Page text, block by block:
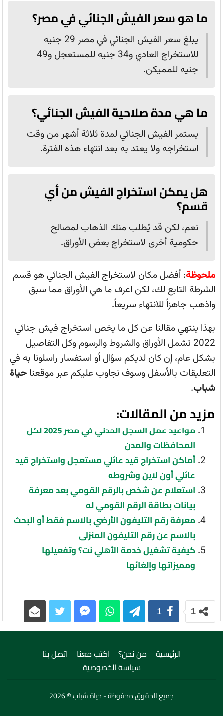
ما هو سعر الفيش الجنائي في مصر؟
يبلغ سعر الفيش الجنائي في مصر 29 جنيه
للاستخراج العادي و34 جنيه للمستعجل و49
جنيه للمميكن.
ما هي مدة صلاحية الفيش الجنائي؟
يستمر الفيش الجنائي لمدة ثلاثة أشهر من وقت
استخراجه ولا يعتد به بعد انتهاء هذه الفترة.
هل يمكن استخراج الفيش من أي
قسم؟
نعم، لكن قد يُطلب منك الذهاب لمصالح
حكومية أخرى لاستخراج بعض الأوراق.
ملحوظة: أفضل مكان لاستخراج الفيش الجنائي هو قسم
الشرطة التابع لك، لكن اعرف ما هي الأوراق مما سبق
واذهب جاهزاً للانتهاء سريعاً.
بهذا ينتهي مقالنا عن كل ما يخص استخراج فيش جنائي
2022 تشمل الأوراق والشروط والرسوم وكل التفاصيل
بشكل عام، إن كان لديكم سؤال أو استفسار راسلونا به في
التعليقات بالأسفل وسوف نجاوب عليكم عبر موقعنا حياة
شباب.
مزيد من المقالات:
مواعيد عمل السجل المدني في مصر 2025 لكل
المحافظات والمدن
أماكن استخراج قيد عائلي مستعجل واستخراج قيد
عائلي أون لاين وشروطه
استعلام عن شخص بالرقم القومي بعد معرفة
بيانات بطاقة الرقم القومي له
معرفة رقم التليفون الأرضي بالاسم فقط أو البحث
بالاسم عن رقم التليفون المنزلى
كيفية تشغيل خدمة الأهلي نت؟ وتفعيلها
ومميزاتها وإلغائها
1
1
الرئيسية من نحن؟ اكتب معنا
اتصل بنا
سياسة الخصوصية
جميع الحقوق محفوظة - حياة شباب © 2026